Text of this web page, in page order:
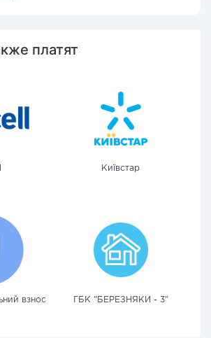
платят
Київстар
взнос ГБК "БЕРЕЗНЯКИ - 3"